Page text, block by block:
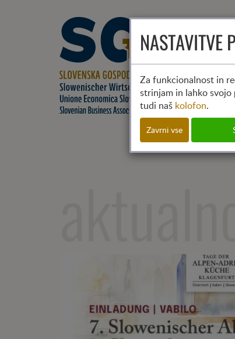
NASTAVITVE
Za funkcionalnost in
strinjam in lahko
tudi naš kolofon.
Zavrni vse